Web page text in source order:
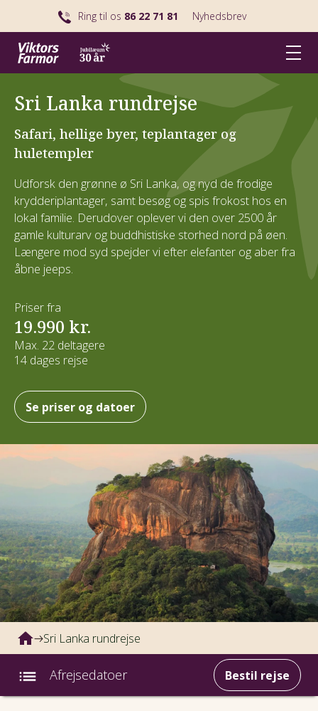
Ring til os 86 22 71 81 Nyhedsbrev
Sri Lanka rundrejse
Safari, hellige byer, teplantager og
huletempler
Udforsk den grønne ø Sri Lanka, og nyd de frodige
krydderiplantager, samt besøg og spis frokost hos en
lokal familie. Derudover oplever vi den over 2500 år
gamle kulturarv og buddhistiske storhed nord på øen.
Længere mod syd spejder vi efter elefanter og aber fra
åbne jeeps.
Priser fra
19.990 kr.
Max. 22 deltagere
14 dages rejse
Se priser og datoer
Sri Lanka rundrejse
Afrejsedatoer Bestil rejse